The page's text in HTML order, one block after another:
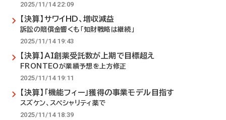
2025/11/14 22:09
【決算】サワイHD、増収減益
訴訟の賠償金響くも「知財戦略は継続」
2025/11/14 19:43
【決算】AI創薬受託数が上期で目標超え
FRONTEOが業績予想を上方修正
2025/11/14 19:11
【決算】「機能フィー」獲得の事業モデル目指す
スズケン、スペシャリティ薬で
2025/11/14 18:39